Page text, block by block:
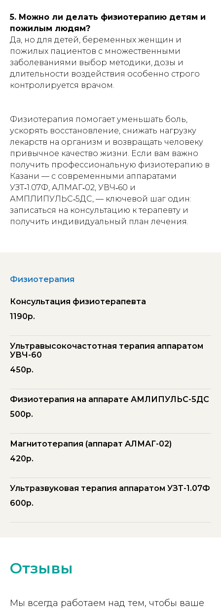
5. Можно ли делать физиотерапию детям и
пожилым людям?
Да, но для детей, беременных женщин и
пожилых пациентов с множественными
заболеваниями выбор методики, дозы и
длительности воздействия особенно строго
контролируется врачом.
Физиотерапия помогает уменьшать боль,
ускорять восстановление, снижать нагрузку
лекарств на организм и возвращать человеку
привычное качество жизни. Если вам важно
получить профессиональную физиотерапию в
Казани — с современными аппаратами
УЗТ‑1.07Ф, АЛМАГ‑02, УВЧ‑60 и
АМПЛИПУЛЬС‑5ДС, — ключевой шаг один:
записаться на консультацию к терапевту и
получить индивидуальный план лечения.
Физиотерапия
Консультация физиотерапевта
1190р.
Ультравысокочастотная терапия аппаратом
УВЧ-60
450р.
Физиотерапия на аппарате АМЛИПУЛЬС-5ДС
500р.
Магнитотерапия (аппарат АЛМАГ-02)
420р.
Ультразвуковая терапия аппаратом УЗТ-1.07Ф
600р.
Отзывы
Мы всегда работаем над тем, чтобы ваше